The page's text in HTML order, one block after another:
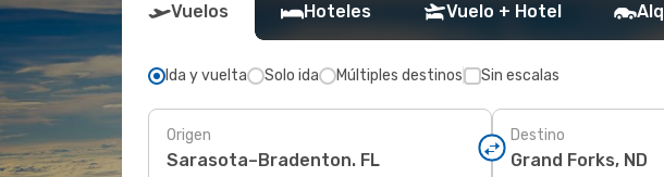
Vuelos Hoteles Vuelo + Hotel
Ida y vuelta Solo ida Múltiples destinos Sin escalas
Origen Destino